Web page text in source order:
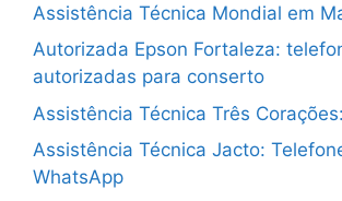
Assistência Técnica Mondial em
Autorizada Epson Fortaleza:
autorizadas para conserto
Assistência Técnica Três
Assistência Técnica Jacto:
WhatsApp